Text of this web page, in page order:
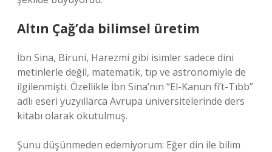
Altın Çağ’da bilimsel üretim
İbn Sina, Biruni, Harezmi gibi isimler sadece dini
metinlerle değil, matematik, tıp ve astronomiyle de
ilgilenmişti. Özellikle İbn Sina’nın “El-Kanun fi’t-Tıbb”
adlı eseri yüzyıllarca Avrupa üniversitelerinde ders
kitabı olarak okutulmuş.
Şunu düşünmeden edemiyorum: Eğer din ile bilim